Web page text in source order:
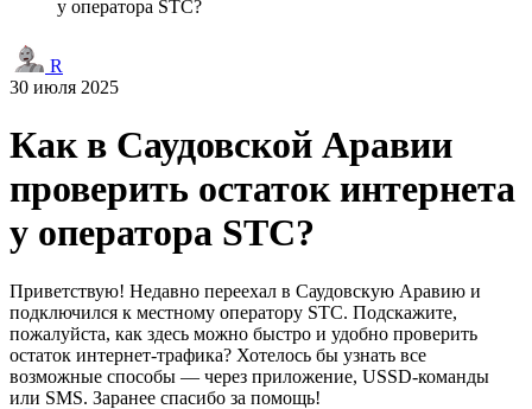
у оператора STC?
R
30 июля 2025
Как в Саудовской Аравии
проверить остаток интернета
у оператора STC?
Приветствую! Недавно переехал в Саудовскую Аравию и
подключился к местному оператору STC. Подскажите,
пожалуйста, как здесь можно быстро и удобно проверить
остаток интернет-трафика? Хотелось бы узнать все
возможные способы — через приложение, USSD-команды
или SMS. Заранее спасибо за помощь!